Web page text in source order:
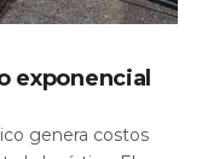
exponencial
genera costos